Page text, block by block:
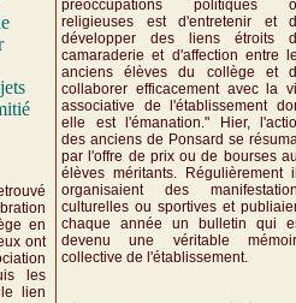
en
ont
les
lien
préoccupations politiques
religieuses est d'entretenir et
développer des liens étroits
camaraderie et d'affection entre
anciens élèves du collège et
collaborer efficacement avec la
associative de l'établissement
elle est l'émanation." Hier,
des anciens de Ponsard se
par l'offre de prix ou de bourses
élèves méritants. Régulièrement
organisaient des
culturelles ou sportives et
chaque année un bulletin qui
devenu une véritable
collective de l'établissement.